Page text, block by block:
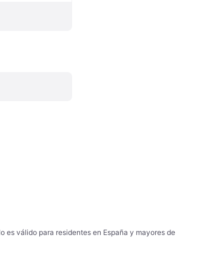
es válido para residentes en España y mayores de